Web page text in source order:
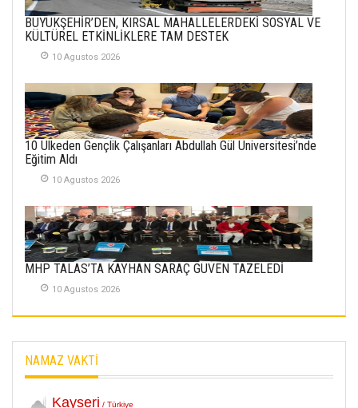
KENDİNE UYANMAK
30 Temmuz 2026
İlgi Alanlarımız ve Biz
02 Ekim 2025
SABAHATTİN
SÜRMEN
01 Mayis 2026
BÜYÜKŞEHİR’DEN, KIRSAL MAHALLELERDEKİ SOSYAL VE
KÜLTÜREL ETKİNLİKLERE TAM DESTEK
10 Agustos 2026
10 Ülkeden Gençlik Çalışanları Abdullah Gül Üniversitesi’nde
Eğitim Aldı
10 Agustos 2026
MHP TALAS’TA KAYHAN SARAÇ GÜVEN TAZELEDİ
10 Agustos 2026
NAMAZ VAKTİ